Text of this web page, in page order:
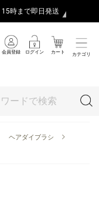
15時まで即日発送
会員登録 ログイン カート カテゴリ
ヘアダイブラシ